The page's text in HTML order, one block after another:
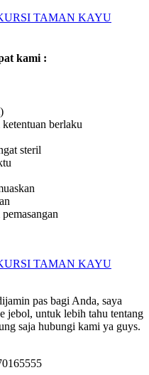
kami :
berlaku
steril
pas bagi Anda, saya
jebol, untuk lebih tahu tentang
saja hubungi kami ya guys.